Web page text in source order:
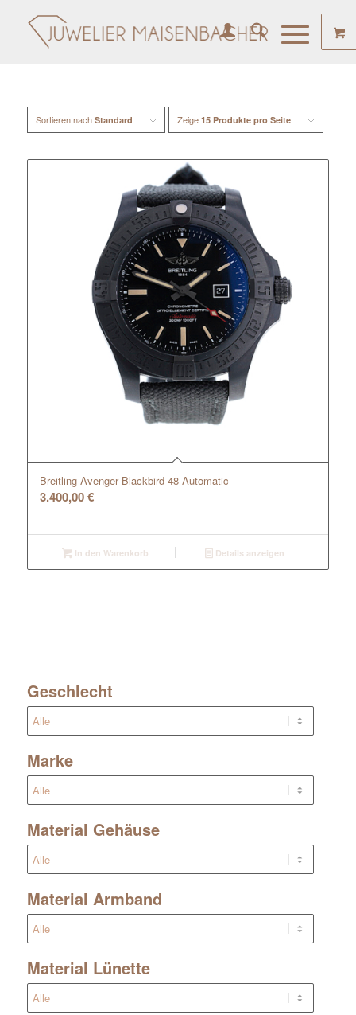
Sortieren nach Standard Zeige 15 Produkte pro Seite
Breitling Avenger Blackbird 48 Automatic
3.400,00€
In den Warenkorb Details anzeigen
Geschlecht
Marke
Material Gehäuse
Material Armband
Material Lünette